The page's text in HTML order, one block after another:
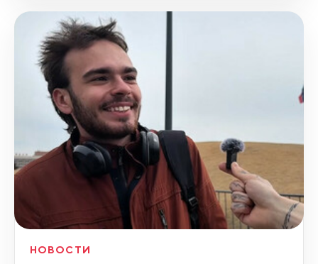
НОВОСТИ